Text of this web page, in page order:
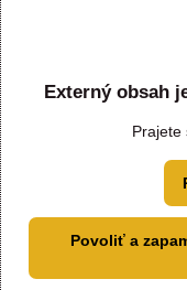
Externý obsah
Prajete
Povoliť a